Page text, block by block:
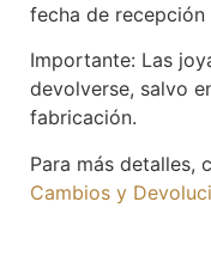
fecha de
Importante: Las
devolverse, salvo
fabricación.
Para más detalles,
Cambios y